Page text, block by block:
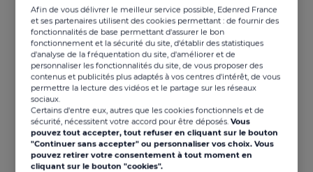
Afin de vous délivrer le meilleur service possible, Edenred France
et ses partenaires utilisent des cookies permettant : de fournir des
fonctionnalités de base permettant d'assurer le bon
fonctionnement et la sécurité du site, d'établir des statistiques
d'analyse de la fréquentation du site, d'améliorer et de
personnaliser les fonctionnalités du site, de vous proposer des
contenus et publicités plus adaptés à vos centres d'intérêt, de vous
permettre la lecture des vidéos et le partage sur les réseaux
sociaux.
Certains d'entre eux, autres que les cookies fonctionnels et de
sécurité, nécessitent votre accord pour être déposés.Vous
pouvez tout accepter, tout refuser en cliquant sur le bouton
"Continuer sans accepter" ou personnaliser vos choix. Vous
pouvez retirer votre consentement à tout moment en
cliquant sur le bouton "cookies".